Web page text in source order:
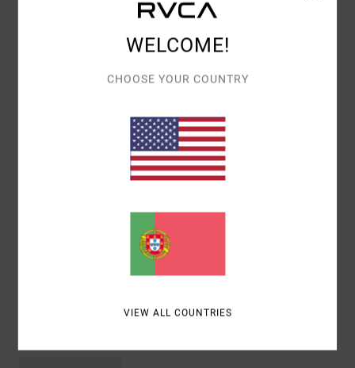
Código de Cor
poliéster e algodão
Debrum canelado no colarinho com capuz
Bolsos duplos estilo canguru
WELCOME!
CHOOSE YOUR COUNTRY
VIEW ALL COUNTRIES